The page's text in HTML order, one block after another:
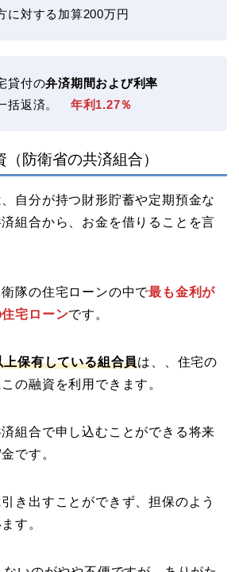
に対する加算200万円
貸付の弁済期間および利率
括返済。 年利1.27％
防衛省の共済組合）
自分が持つ財形貯蓄や定期預金な
組合から、お金を借りることを言
隊の住宅ローンの中で最も金利が
宅ローンです。
上保有している組合員は、、住宅の
の融資を利用できます。
組合で申し込むことができる将来
です。
き出すことができず、担保のよう
す。